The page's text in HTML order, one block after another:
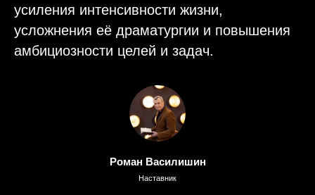
усиления интенсивности жизни,
усложнения её драматургии и повышения
амбициозности целей и задач.
Роман Василишин
Наставник